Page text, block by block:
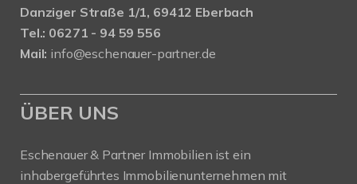
Danziger Straße 1/1, 69412 Eberbach
Tel.: 06271 - 94 59 556
Mail: info@eschenauer-partner.de
ÜBER UNS
Eschenauer & Partner Immobilien ist ein
inhabergeführtes Immobilienunternehmen mit